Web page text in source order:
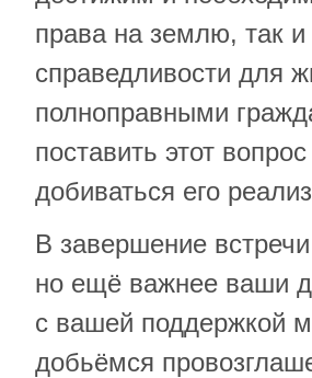
права на землю, так и
справедливости для
полноправными
поставить этот
добиваться его
В завершение
но ещё важнее ваши
с вашей поддержкой
добьёмся